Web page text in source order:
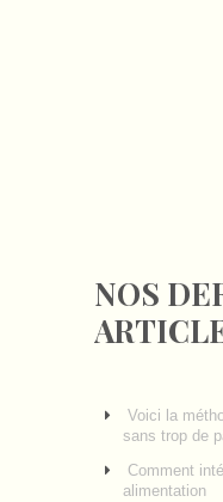
NOS
Voici la
sans trop de
Comment
alimentation